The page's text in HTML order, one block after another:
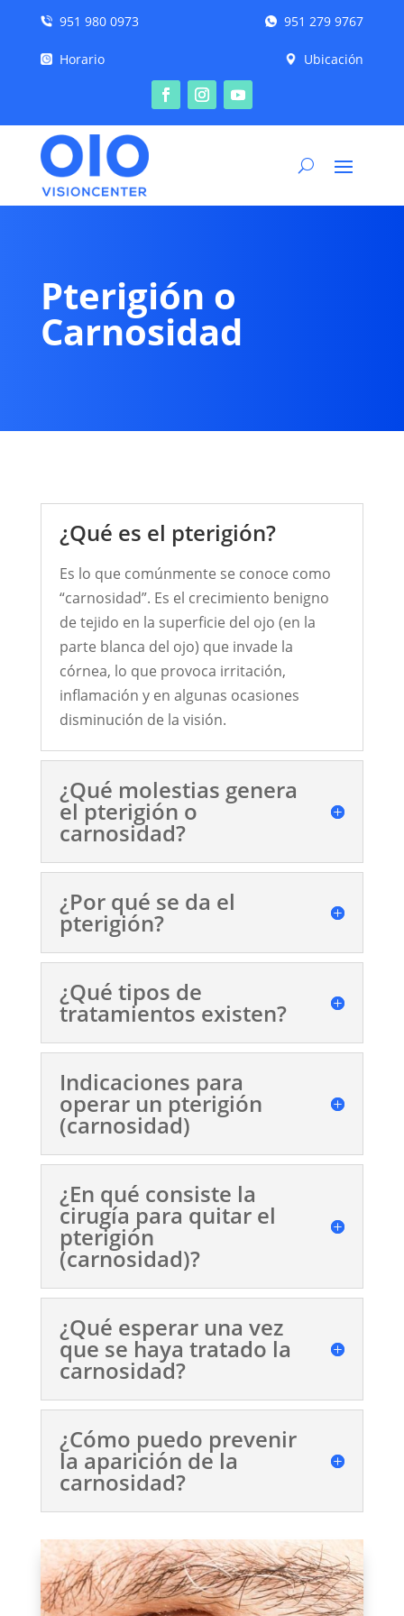
951 980 0973 951 279 9767
Horario Ubicación
Pterigión o
Carnosidad
¿Qué es el pterigión?
Es lo que comúnmente se conoce como
“carnosidad”. Es el crecimiento benigno
de tejido en la superficie del ojo (en la
parte blanca del ojo) que invade la
córnea, lo que provoca irritación,
inflamación y en algunas ocasiones
disminución de la visión.
¿Qué molestias genera
el pterigión o
carnosidad?
¿Por qué se da el
pterigión?
¿Qué tipos de
tratamientos existen?
Indicaciones para
operar un pterigión
(carnosidad)
¿En qué consiste la
cirugía para quitar el
pterigión
(carnosidad)?
¿Qué esperar una vez
que se haya tratado la
carnosidad?
¿Cómo puedo prevenir
la aparición de la
carnosidad?